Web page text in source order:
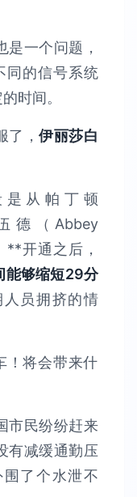
一个问题，
同的信号系统
时间。
了，伊丽莎白
从帕丁顿
德（Abbey
**开通之后，
能够缩短29分
人员拥挤的情
市民纷纷赶来
有减缓通勤压
了个水泄不